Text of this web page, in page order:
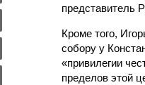
представитель
Кроме того,
собору у
«привилегии
пределов этой